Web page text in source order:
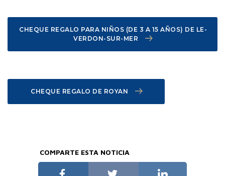
Extienda su visita
CHEQUE REGALO PARA NIÑOS (DE 3 A 15 AÑOS) DE LE-
VERDON-SUR-MER
CHEQUE REGALO DE ROYAN
COMPARTE ESTA NOTICIA